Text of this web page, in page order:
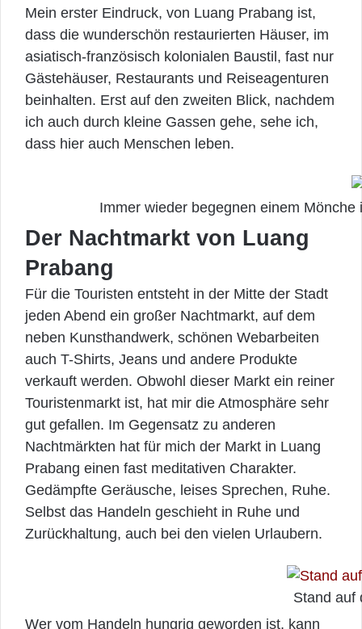
Mein erster Eindruck, von Luang Prabang ist,
dass die wunderschön restaurierten Häuser, im
asiatisch-französisch kolonialen Baustil, fast nur
Gästehäuser, Restaurants und Reiseagenturen
beinhalten. Erst auf den zweiten Blick, nachdem
ich auch durch kleine Gassen gehe, sehe ich,
dass hier auch Menschen leben.
Immer wieder begegnen einem
Der Nachtmarkt von Luang
Prabang
Für die Touristen entsteht in der Mitte der Stadt
jeden Abend ein großer Nachtmarkt, auf dem
neben Kunsthandwerk, schönen Webarbeiten
auch T-Shirts, Jeans und andere Produkte
verkauft werden. Obwohl dieser Markt ein reiner
Touristenmarkt ist, hat mir die Atmosphäre sehr
gut gefallen. Im Gegensatz zu anderen
Nachtmärkten hat für mich der Markt in Luang
Prabang einen fast meditativen Charakter.
Gedämpfte Geräusche, leises Sprechen, Ruhe.
Selbst das Handeln geschieht in Ruhe und
Zurückhaltung, auch bei den vielen Urlaubern.
Stand auf
Wer vom Handeln hungrig geworden ist, kann